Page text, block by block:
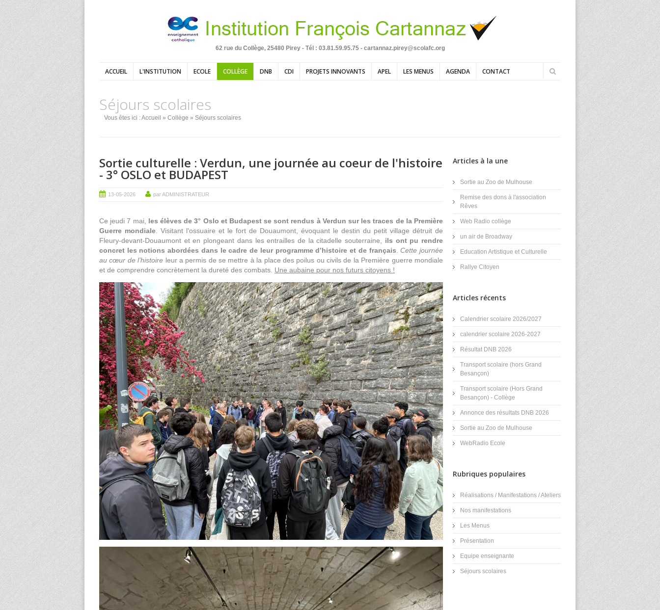
62 rue du Collège, 25480 Pirey - Tél : 03.81.59.95.75 - cartannaz.pirey@scolafc.org
ACCUEIL L'INSTITUTION ECOLE COLLÈGE DNB CDI PROJETS INNOVANTS APEL LES MENUS AGENDA CONTACT
Séjours scolaires
Vous êtes ici :Accueil » Collège » Séjours scolaires
Sortie culturelle : Verdun, une journée au coeur de l'histoire
- 3° OSLO et BUDAPEST
13-05-2026 par ADMINISTRATEUR
Ce jeudi 7 mai, les élèves de 3° Oslo et Budapest se sont rendus à Verdun sur les traces de la Première
Guerre mondiale. Visitant l'ossuaire et le fort de Douaumont, évoquant le destin du petit village détruit de
Fleury-devant-Douaumont et en plongeant dans les entrailles de la citadelle souterraine, ils ont pu rendre
concret les notions abordées dans le cadre de leur programme d’histoire et de français. Cette journée
au cœur de l’histoire leur a permis de se mettre à la place des poilus ou civils de la Première guerre mondiale
et de comprendre concrètement la dureté des combats. Une aubaine pour nos futurs citoyens !
Articles à la une
Sortie au Zoo de Mulhouse
Remise des dons à l'association
Rêves
Web Radio collège
un air de Broadway
Education Artistique et Culturelle
Rallye Citoyen
Articles récents
Calendrier scolaire 2026/2027
calendrier scolaire 2026-2027
Résultat DNB 2026
Transport scolaire (hors Grand
Besançon)
Transport scolaire (Hors Grand
Besançon) - Collège
Annonce des résultats DNB 2026
Sortie au Zoo de Mulhouse
WebRadio Ecole
Rubriques populaires
Réalisations / Manifestations / Ateliers
Nos manifestations
Les Menus
Présentation
Equipe enseignante
Séjours scolaires